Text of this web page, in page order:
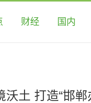
财经 国内
沃土 打造“邯